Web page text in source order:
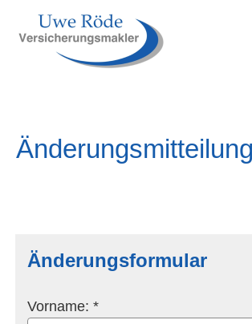
Änderungsmitteilung
Änderungsformular
Vorname: *